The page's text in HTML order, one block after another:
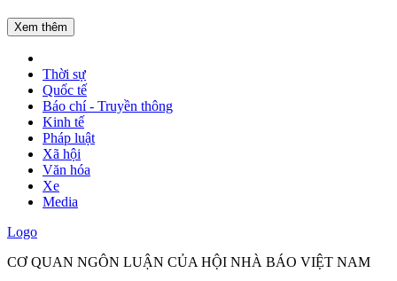
Xem thêm
Thời sự
Quốc tế
Báo chí - Truyền thông
Kinh tế
Pháp luật
Xã hội
Văn hóa
Xe
Media
Logo
CƠ QUAN NGÔN LUẬN CỦA HỘI NHÀ BÁO VIỆT NAM